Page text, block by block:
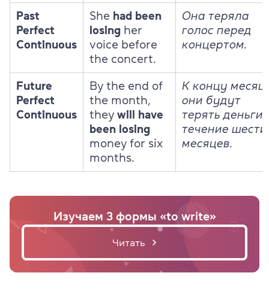
Past
Perfect
Continuous
She had been
losing her
voice before
the concert.
Она теряла
голос перед
концертом.
Future
Perfect
Continuous
By the end of
the month,
they will have
been losing
money for six
months.
К концу
они будут
терять деньги
течение шести
месяцев.
Изучаем 3 формы «to write»
Читать